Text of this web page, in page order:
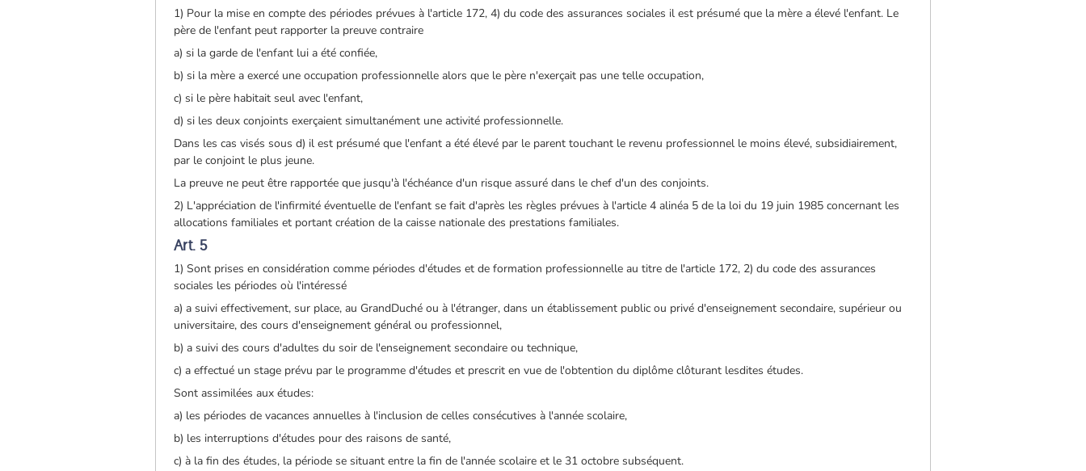
1) Pour la mise en compte des périodes prévues à l'article 172, 4) du code des assurances sociales il est présumé que la mère a élevé l'enfant. Le
père de l'enfant peut rapporter la preuve contraire
a) si la garde de l'enfant lui a été confiée,
b) si la mère a exercé une occupation professionnelle alors que le père n'exerçait pas une telle occupation,
c) si le père habitait seul avec l'enfant,
d) si les deux conjoints exerçaient simultanément une activité professionnelle.
Dans les cas visés sous d) il est présumé que l'enfant a été élevé par le parent touchant le revenu professionnel le moins élevé, subsidiairement,
par le conjoint le plus jeune.
La preuve ne peut être rapportée que jusqu'à l'échéance d'un risque assuré dans le chef d'un des conjoints.
2) L'appréciation de l'infirmité éventuelle de l'enfant se fait d'après les règles prévues à l'article 4 alinéa 5 de la loi du 19 juin 1985 concernant les
allocations familiales et portant création de la caisse nationale des prestations familiales.
Art. 5
1) Sont prises en considération comme périodes d'études et de formation professionnelle au titre de l'article 172, 2) du code des assurances
sociales les périodes où l'intéressé
a) a suivi effectivement, sur place, au Grand­Duché ou à l'étranger, dans un établissement public ou privé d'enseignement secondaire, supérieur ou
universitaire, des cours d'enseignement général ou professionnel,
b) a suivi des cours d'adultes du soir de l'enseignement secondaire ou technique,
c) a effectué un stage prévu par le programme d'études et prescrit en vue de l'obtention du diplôme clôturant lesdites études.
Sont assimilées aux études:
a) les périodes de vacances annuelles à l'inclusion de celles consécutives à l'année scolaire,
b) les interruptions d'études pour des raisons de santé,
c) à la fin des études, la période se situant entre la fin de l'année scolaire et le 31 octobre subséquent.